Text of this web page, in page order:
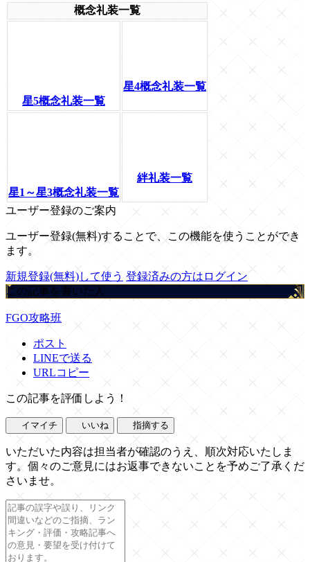
概念礼装一覧
星5概念礼装一覧
星4概念礼装一覧
星1～星3概念礼装一覧
絆礼装一覧
ユーザー登録のご案内
ユーザー登録(無料)することで、この機能を使うことができ
ます。
新規登録(無料)して使う 登録済みの方はログイン
この記事を書いた人
FGO攻略班
ポスト
LINEで送る
URLコピー
この記事を評価しよう！
イマイチ いいね 指摘する
いただいた内容は担当者が確認のうえ、順次対応いたしま
す。個々のご意見にはお返事できないことを予めご了承くだ
さいませ。